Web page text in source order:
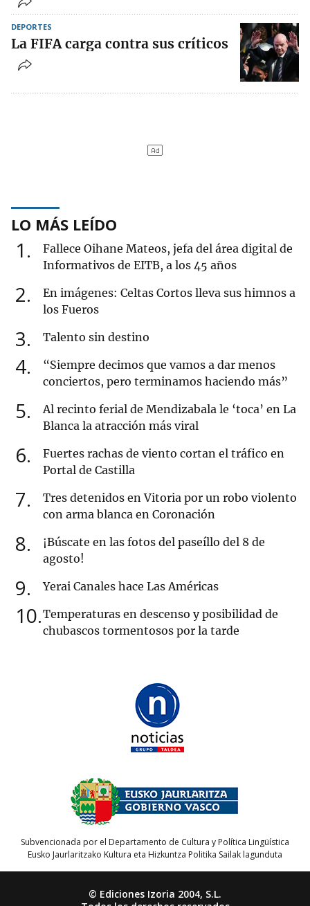
DEPORTES
La FIFA carga contra sus críticos
LO MÁS LEÍDO
1
Fallece Oihane Mateos, jefa del área digital de
Informativos de EITB, a los 45 años
2
En imágenes: Celtas Cortos lleva sus himnos a
los Fueros
3 Talento sin destino
4
“Siempre decimos que vamos a dar menos
conciertos, pero terminamos haciendo más”
5
Al recinto ferial de Mendizabala le ‘toca’ en La
Blanca la atracción más viral
6
Fuertes rachas de viento cortan el tráfico en
Portal de Castilla
7
Tres detenidos en Vitoria por un robo violento
con arma blanca en Coronación
8
¡Búscate en las fotos del paseíllo del 8 de
agosto!
9 Yerai Canales hace Las Américas
10 Temperaturas en descenso y posibilidad de
chubascos tormentosos por la tarde
Subvencionada por el Departamento de Cultura y Política Lingüística
Eusko Jaurlaritzako Kultura eta Hizkuntza Politika Sailak lagunduta
© Ediciones Izoria 2004, S.L.